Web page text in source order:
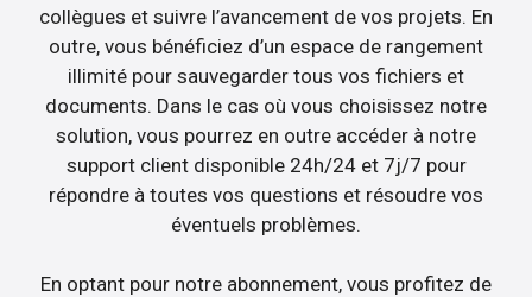
collègues et suivre l’avancement de vos projets. En
outre, vous bénéficiez d’un espace de rangement
illimité pour sauvegarder tous vos fichiers et
documents. Dans le cas où vous choisissez notre
solution, vous pourrez en outre accéder à notre
support client disponible 24h/24 et 7j/7 pour
répondre à toutes vos questions et résoudre vos
éventuels problèmes.
En optant pour notre abonnement, vous profitez de